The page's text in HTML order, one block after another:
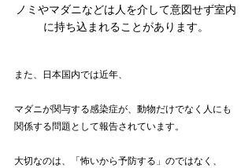
ノミやマダニなどは人を介して意図せず室内
に持ち込まれることがあります。
また、日本国内では近年、
マダニが関与する感染症が、動物だけでなく人にも
関係する問題として報告されています。
大切なのは、「怖いから予防する」のではなく、